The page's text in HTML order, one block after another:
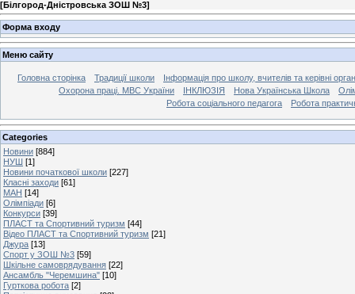
[Білгород-Дністровська ЗОШ №3]
Форма входу
Меню сайту
Головна сторінка Традиції школи
Інформація про школу, вчителів та керівні
Охорона праці. МВС України
ІНКЛЮЗІЯ Нова Українська Школа
Робота соціального педагога
Робота
Categories
Новини [884]
НУШ [1]
Новини початкової школи [227]
Класні заходи [61]
МАН [14]
Олімпіади [6]
Конкурси [39]
ПЛАСТ та Спортивний туризм [44]
Відео ПЛАСТ та Спортивний туризм [21]
Джура [13]
Спорт у ЗОШ №3 [59]
Шкільне самоврядування [22]
Ансамбль "Черемшина" [10]
Гурткова робота [2]